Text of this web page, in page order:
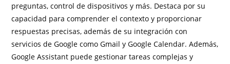
preguntas, control de dispositivos y más. Destaca por su
capacidad para comprender el contexto y proporcionar
respuestas precisas, además de su integración con
servicios de Google como Gmail y Google Calendar. Además,
Google Assistant puede gestionar tareas complejas y